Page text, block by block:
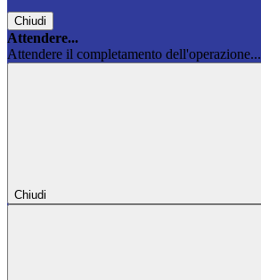
Chiudi
Attendere...
Attendere il completamento dell'operazione...
Chiudi